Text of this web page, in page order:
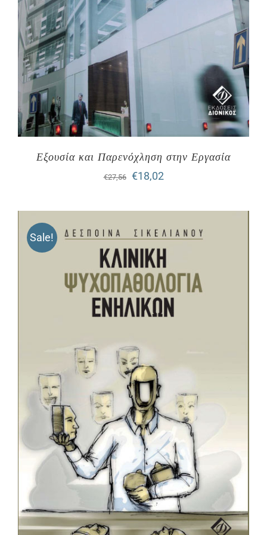
Εξουσία και Παρενόχληση στην Εργασία
€27,56
Original
€27,56.
€18,02Η
είναι:
€18,02.
Sale!